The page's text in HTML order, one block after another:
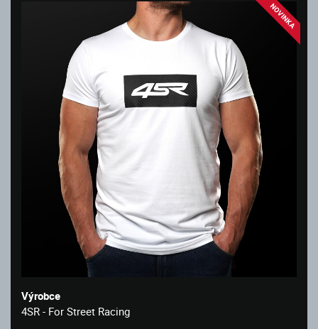
NOVINKA
Výrobce
4SR - For Street Racing